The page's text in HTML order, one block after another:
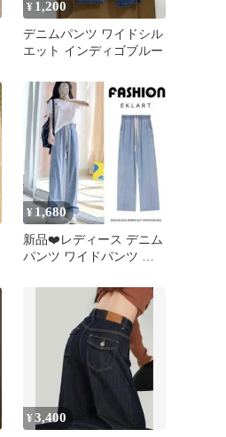
¥ 1,200
デニムパンツ ワイドシル
エット インディゴブルー
¥ 1,680
新品❤️レディース デニム
パンツ ワイドパンツ ウ
ー M
¥3,400